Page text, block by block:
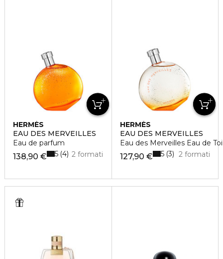
HERMÈS
EAU DES MERVEILLES
Eau de parfum
138,90 € 2 formati
5 4
HERMÈS
EAU DES MERVEILLES
Eau des Merveilles Eau de
127,90 € 2 formati
5 3